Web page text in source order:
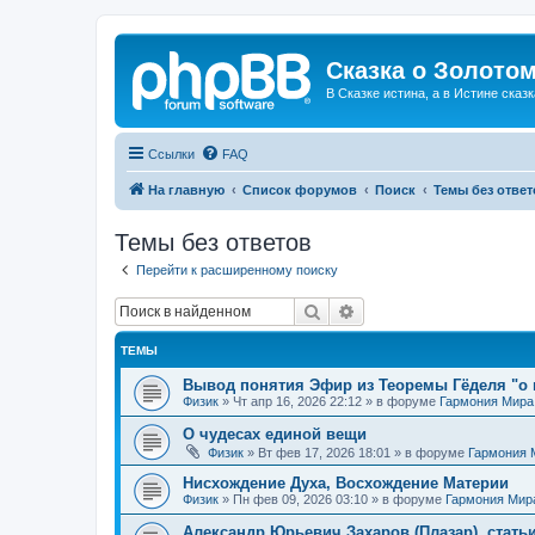
Сказка о
В Сказке истина, а в Истине
Ссылки FAQ
На главную Список форумов Поиск Темы без
Темы без ответов
Перейти к расширенному поиску
Поиск
ТЕМЫ
Вывод понятия Эфир из Теоремы Гёделя "о
Физик » Чт апр 16, 2026 22:12 » в форуме Гармония Мира
О чудесах единой вещи
Физик » Вт фев 17, 2026 18:01 » в форуме Гармония
Нисхождение Духа, Восхождение Материи
Физик » Пн фев 09, 2026 03:10 » в форуме Гармония